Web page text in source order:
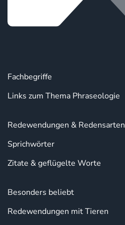
Fachbegriffe
Links zum Thema Phraseologie
Redewendungen & Redensarten
Sprichwörter
Zitate & geflügelte Worte
Besonders beliebt
Redewendungen mit Tieren